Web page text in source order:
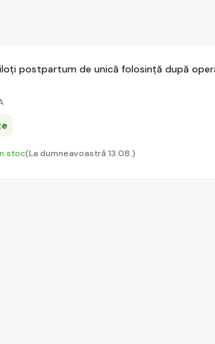
postpartum de unică folosință după
stoc(La dumneavoastră 13.08.)